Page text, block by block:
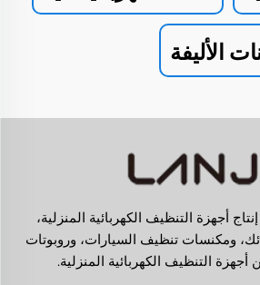
الأليفة
أجهزة التنظيف الكهربائية المنزلية،
ومكنسات تنظيف السيارات، وروبوتات
أجهزة التنظيف الكهربائية المنزلية.